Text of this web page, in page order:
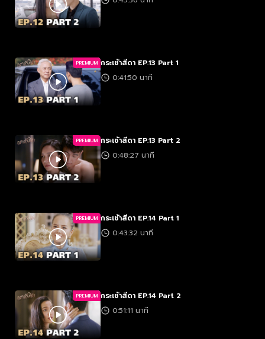
PREMIUM กระเช้าสีดา EP.13 Part 1
0:41:50 นาที
PREMIUM กระเช้าสีดา EP.13 Part 2
0:48:27 นาที
PREMIUM กระเช้าสีดา EP.14 Part 1
0:43:32 นาที
PREMIUM กระเช้าสีดา EP.14 Part 2
0:51:11 นาที